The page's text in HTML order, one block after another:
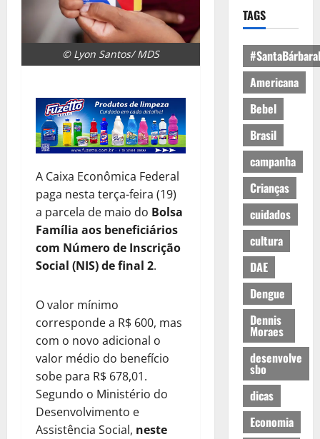
© Lyon Santos/ MDS
A Caixa Econômica Federal
paga nesta terça-feira (19)
a parcela de maio do Bolsa
Família aos beneficiários
com Número de Inscrição
Social (NIS) de final 2.
O valor mínimo
corresponde a R$ 600, mas
com o novo adicional o
valor médio do benefício
sobe para R$ 678,01.
Segundo o Ministério do
Desenvolvimento e
Assistência Social, neste
TAGS
Americana
Bebel
Brasil
campanha
Crianças
cuidados
cultura
DAE
Dengue
Dennis
Moraes
desenvolve
sbo
dicas
Economia